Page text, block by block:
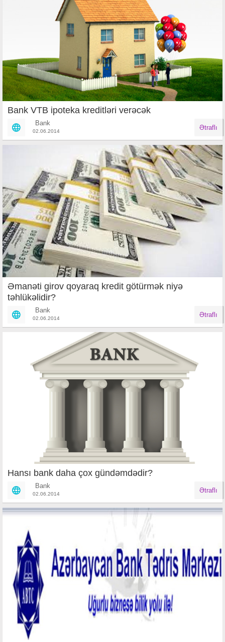
Bank VTB ipoteka kreditləri verəcək
Bank
02.06.2014 Ətraflı
Əmanəti girov qoyaraq kredit götürmək niyə
təhlükəlidir?
Bank
02.06.2014 Ətraflı
Hansı bank daha çox gündəmdədir?
Bank
02.06.2014 Ətraflı